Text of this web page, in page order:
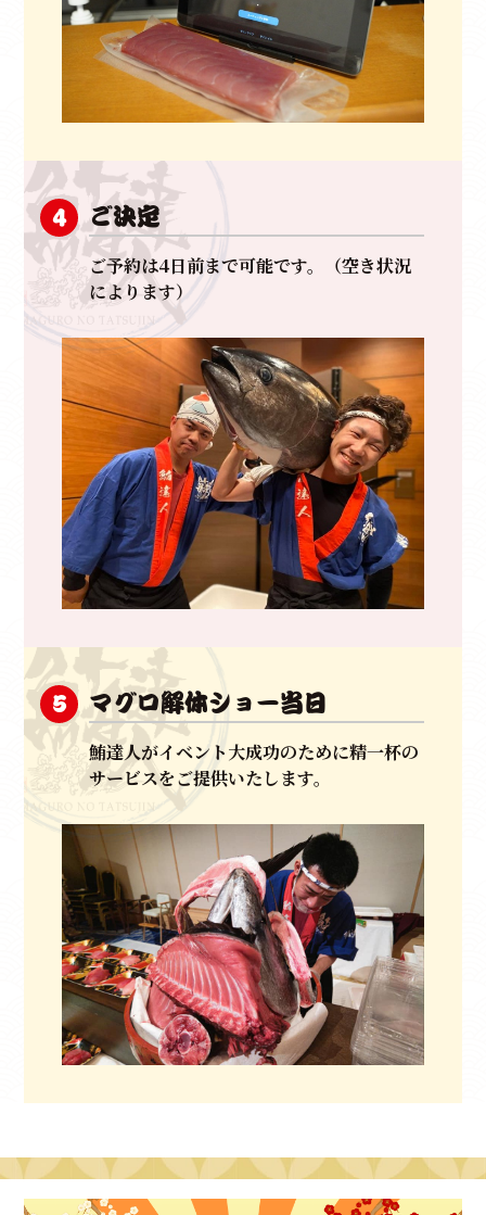
4 ご決定
ご予約は4日前まで可能です。（空き状況
によります）
5 マグロ解体ショー当日
鮪達人がイベント大成功のために精一杯の
サービスをご提供いたします。